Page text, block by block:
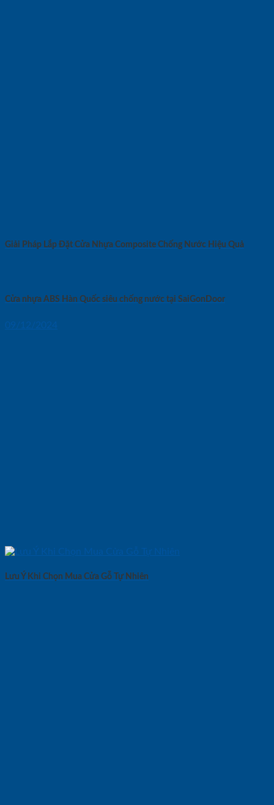
Giải Pháp Lắp Đặt Cửa Nhựa Composite Chống Nước Hiệu Quả
Cửa nhựa ABS Hàn Quốc siêu chống nước tại SaiGonDoor
09/12/2024
Lưu Ý Khi Chọn Mua Cửa Gỗ Tự Nhiên